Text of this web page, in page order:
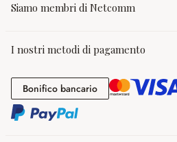
Siamo membri di Netcomm
I nostri metodi di pagamento
Bonifico bancarioBonifico bancario